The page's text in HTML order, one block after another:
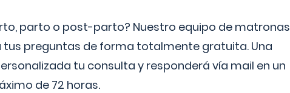
parto o post-parto? Nuestro equipo de matronas
preguntas de forma totalmente gratuita. Una
tu consulta y responderá vía mail en un
de 72 horas.